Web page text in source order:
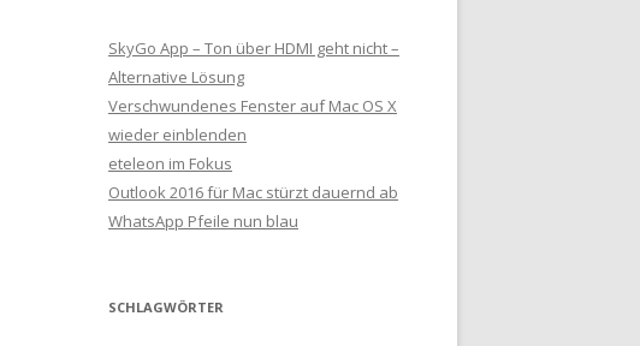
SkyGo App – Ton über HDMI geht nicht –
Alternative Lösung
Verschwundenes Fenster auf Mac OS X
wieder einblenden
eteleon im Fokus
Outlook 2016 für Mac stürzt dauernd ab
WhatsApp Pfeile nun blau
SCHLAGWÖRTER